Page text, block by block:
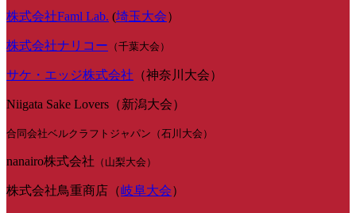
株式会社Faml Lab. (埼玉大会）
株式会社ナリコー （千葉大会）
サケ・エッジ株式会社 （神奈川大会）
Niigata Sake Lovers（新潟大会）
合同会社ベルクラフトジャパン（石川大会）
nanairo株式会社 （山梨大会）
株式会社鳥重商店（岐阜大会）